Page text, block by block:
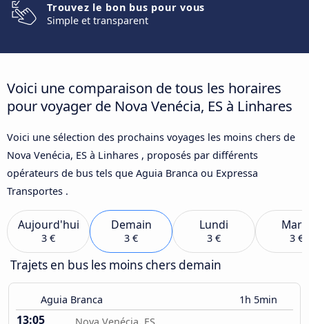
Trouvez le bon bus pour vous
Simple et transparent
Voici une comparaison de tous les horaires
pour voyager de Nova Venécia, ES à Linhares
Voici une sélection des prochains voyages les moins chers de
Nova Venécia, ES à Linhares , proposés par différents
opérateurs de bus tels que Aguia Branca ou Expressa
Transportes .
Aujourd'hui
3 €
Demain
3 €
Lundi
3 € 3 €
Trajets en bus les moins chers demain
Aguia Branca 1h 5min
13:05